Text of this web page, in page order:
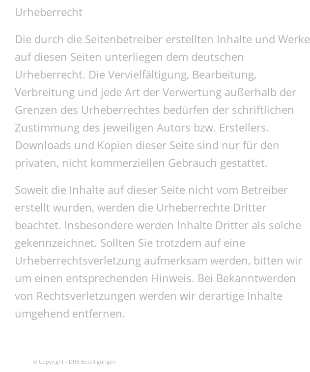
Urheberrecht
Die durch die Seitenbetreiber erstellten Inhalte und Werke
auf diesen Seiten unterliegen dem deutschen
Urheberrecht. Die Vervielfältigung, Bearbeitung,
Verbreitung und jede Art der Verwertung außerhalb der
Grenzen des Urheberrechtes bedürfen der schriftlichen
Zustimmung des jeweiligen Autors bzw. Erstellers.
Downloads und Kopien dieser Seite sind nur für den
privaten, nicht kommerziellen Gebrauch gestattet.
Soweit die Inhalte auf dieser Seite nicht vom Betreiber
erstellt wurden, werden die Urheberrechte Dritter
beachtet. Insbesondere werden Inhalte Dritter als solche
gekennzeichnet. Sollten Sie trotzdem auf eine
Urheberrechtsverletzung aufmerksam werden, bitten wir
um einen entsprechenden Hinweis. Bei Bekanntwerden
von Rechtsverletzungen werden wir derartige Inhalte
umgehend entfernen.
© Copyright - DRB Beteiligungen